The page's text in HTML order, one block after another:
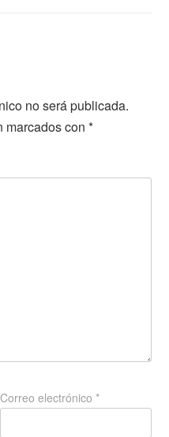
no será publicada.
marcados con*
Correo electrónico*